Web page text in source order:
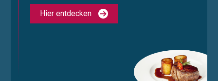
Hier entdecken